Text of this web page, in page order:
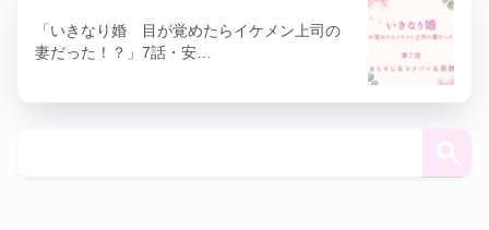
「いきなり婚 目が覚めたらイケメン上司の
妻だった！？」7話・安…